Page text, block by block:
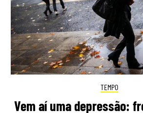
TEMPO
Vem aí uma depressão: